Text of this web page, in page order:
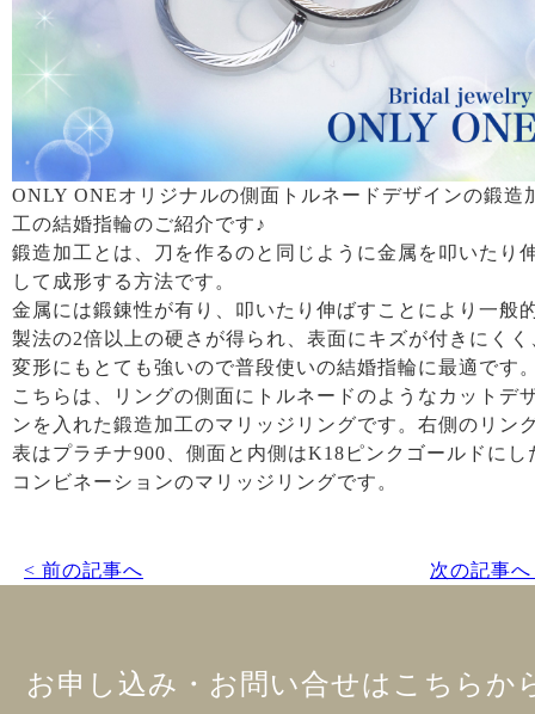
ONLY ONEオリジナルの側面トルネードデザインの鍛造
工の結婚指輪のご紹介です♪
鍛造加工とは、刀を作るのと同じように金属を叩いたり
して成形する方法です。
金属には鍛錬性が有り、叩いたり伸ばすことにより一般
製法の2倍以上の硬さが得られ、表面にキズが付きにくく
変形にもとても強いので普段使いの結婚指輪に最適です
こちらは、リングの側面にトルネードのようなカットデ
ンを入れた鍛造加工のマリッジリングです。右側のリン
表はプラチナ900、側面と内側はK18ピンクゴールドにし
コンビネーションのマリッジリングです。
< 前の記事へ 次の記事
お申し込み・お問い合せはこちらか